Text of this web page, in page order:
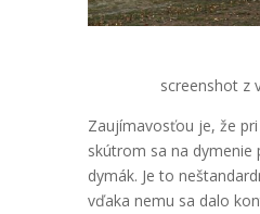
screenshot z
Zaujímavosťou je, že
skútrom sa na dymenie
dymák. Je to
vďaka nemu sa dalo